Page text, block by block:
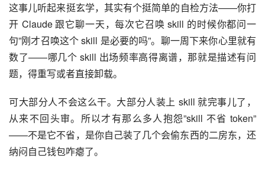
这事儿听起来挺玄学，其实有个挺简单的自检方法——你打
开 Claude 跟它聊一天，每次它召唤 skill 的时候你都问一
句”刚才召唤这个 skill 是必要的吗”。聊一周下来你心里就有
数了——哪几个 skill 出场频率高得离谱，那就是描述有问
题，得重写或者直接卸载。
可大部分人不会这么干。大部分人装上 skill 就完事儿了，
从来不回头审。所以才有那么多人抱怨”skill 不省 token”
——不是它不省，是你自己装了几个会偷东西的二房东，还
纳闷自己钱包咋瘪了。